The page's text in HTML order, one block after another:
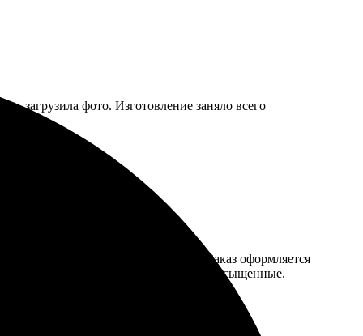
загрузила фото. Изготовление заняло всего
интерьера, чтобы добавить уют. Заказ оформляется
удивило, цвета яркие и насыщенные.
рекомендую!